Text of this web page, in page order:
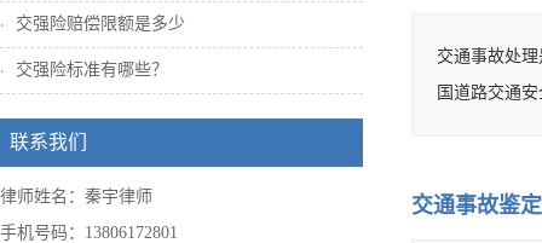
交强险赔偿限额是多少
交强险标准有哪些？
联系我们
律师姓名：秦宇律师
手机号码：13806172801
交通事故处
国道路交通
交通事故鉴定